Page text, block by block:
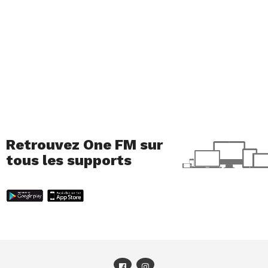
Retrouvez One FM sur
tous les supports